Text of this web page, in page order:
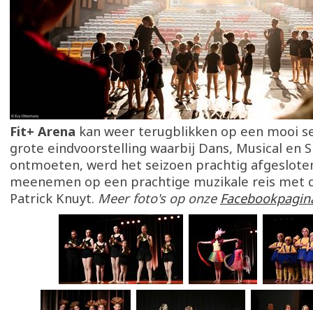
Fit+ Arena kan weer terugblikken op een mooi
grote eindvoorstelling waarbij Dans, Musical en
ontmoeten, werd het seizoen prachtig
meenemen op een prachtige muzikale reis met
Patrick Knuyt. Meer foto's op onze